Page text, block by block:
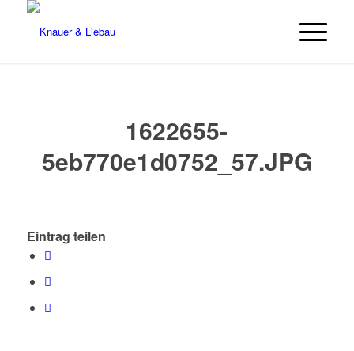
1622655-
5eb770e1d0752_57.JPG
Eintrag teilen